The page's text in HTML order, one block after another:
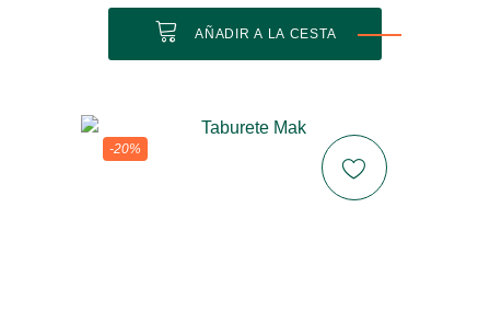
AÑADIR A LA CESTA
-20%